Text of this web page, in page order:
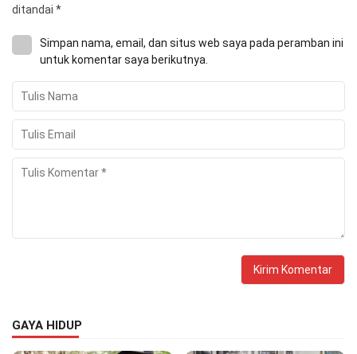
ditandai *
Simpan nama, email, dan situs web saya pada peramban ini
untuk komentar saya berikutnya.
GAYA HIDUP